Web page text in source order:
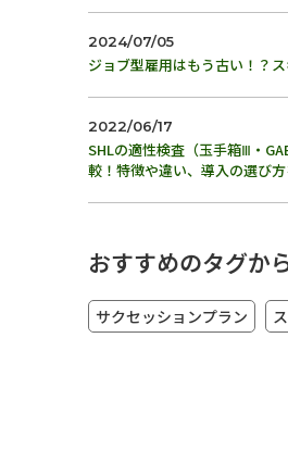
2024/07/05
ジョブ型雇用はもう古い！？
2022/06/17
SHLの適性検査（玉手箱Ⅲ・
較！特徴や違い、導入の選び
おすすめのタグか
サクセッションプラン